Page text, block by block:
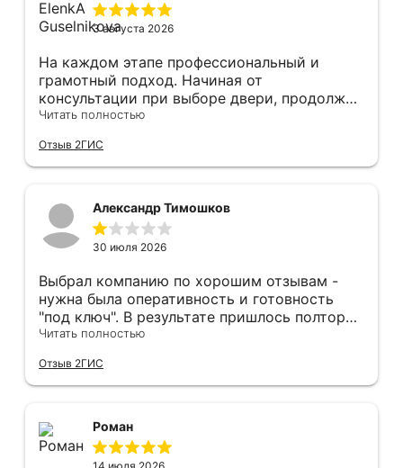
3 августа 2026
На каждом этапе профессиональный и
грамотный подход. Начиная от
консультации при выборе двери, продолжая
оперативным замером, завершая быстрой и
оформление двери - отдельное спасибо!
Рекомендуем и планируем в дальнейшем, по
Читать полностью
Отзыв 2ГИС
Александр Тимошков
30 июля 2026
Выбрал компанию по хорошим отзывам -
нужна была оперативность и готовность
"под ключ". В результате пришлось полтора
часа потратить на уборку подъезда, так как
"утилизация старой двери" не входит
уборка выломанного деревянного косяка и
После предъявления претензии менеджеру
получил только недовольный звонок от
монтажника, никаких извинений и попыток
Читать полностью
Отзыв 2ГИС
Роман